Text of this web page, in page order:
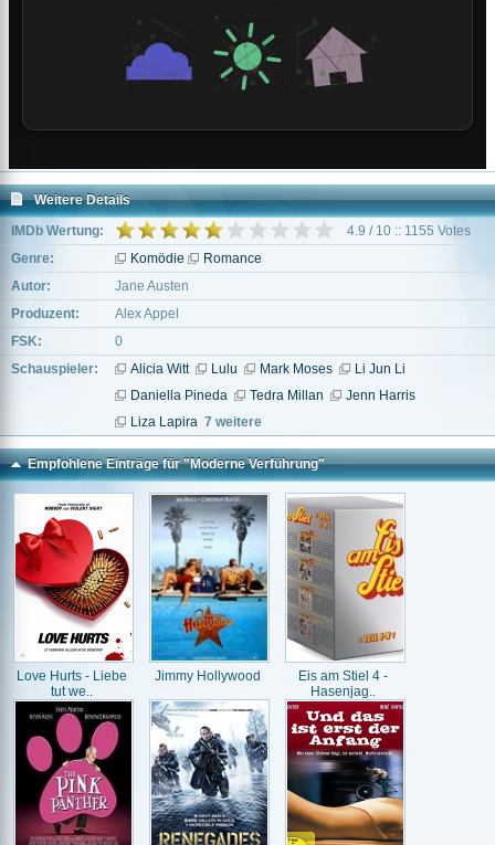
Weitere Details
IMDb Wertung:
4.9 / 10 :: 1155 Votes
Genre:
Komödie
Romance
Autor:
Jane Austen
Produzent:
Alex Appel
FSK:
0
Schauspieler:
Alicia Witt Lulu Mark Moses
Li Jun Li
Daniella Pineda
Tedra Millan
Jenn Harris
Liza Lapira 7 weitere
Empfohlene Einträge für "Moderne Verführung"
Love Hurts - Liebe
tut we..
Jimmy Hollywood
Eis am Stiel 4 -
Hasenjag..